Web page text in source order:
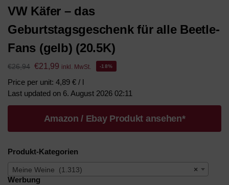
VW Käfer – das
Geburtstagsgeschenk für alle Beetle-
Fans (gelb) (20.5K)
€26,94 €21,99 inkl. MwSt. -18%
Price per unit: 4,89 € / l
Last updated on 6. August 2026 02:11
Amazon / Ebay Produkt ansehen*
Produkt-Kategorien
×
Meine Weine (1.313)
Werbung